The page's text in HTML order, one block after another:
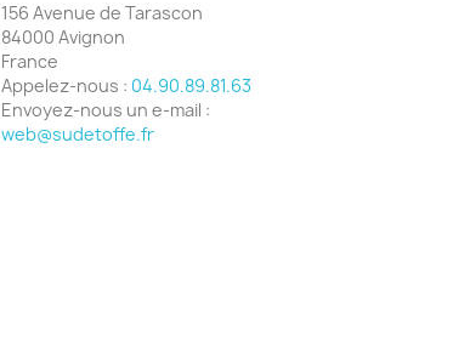
156 Avenue de Tarascon
84000 Avignon
France
Appelez-nous : 04.90.89.81.63
Envoyez-nous un e-mail :
web@sudetoffe.fr